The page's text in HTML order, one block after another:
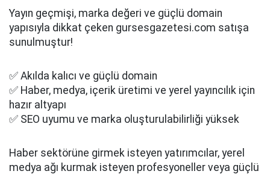
Yayın geçmişi, marka değeri ve güçlü domain
yapısıyla dikkat çeken gursesgazetesi.com satışa
sunulmuştur!
✅ Akılda kalıcı ve güçlü domain
✅ Haber, medya, içerik üretimi ve yerel yayıncılık için
hazır altyapı
✅ SEO uyumu ve marka oluşturulabilirliği yüksek
Haber sektörüne girmek isteyen yatırımcılar, yerel
medya ağı kurmak isteyen profesyoneller veya güçlü